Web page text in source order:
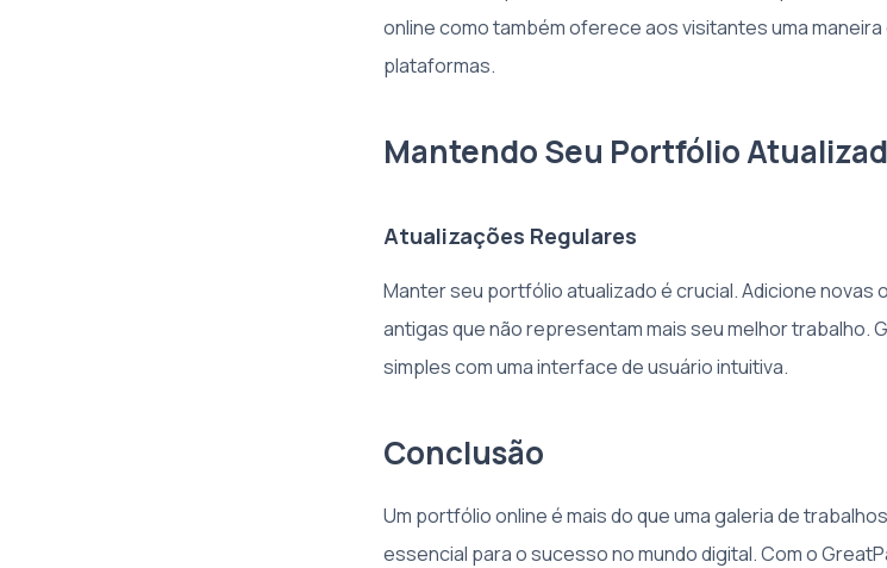
online como também oferece aos visitantes uma
plataformas.
Mantendo Seu Portfólio
Atualizações Regulares
Manter seu portfólio atualizado é crucial. Adicione novas
antigas que não representam mais seu melhor
simples com uma interface de usuário intuitiva.
Conclusão
Um portfólio online é mais do que uma galeria de
essencial para o sucesso no mundo digital. Com o